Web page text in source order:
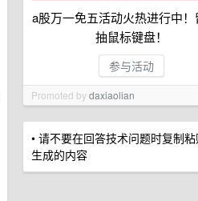
a股万一免五活动火热进行中
抽鼠标键盘！
参与活动
Promoted bydaxiaolian
• 请不要在回答技术问题时复制
生成的内容